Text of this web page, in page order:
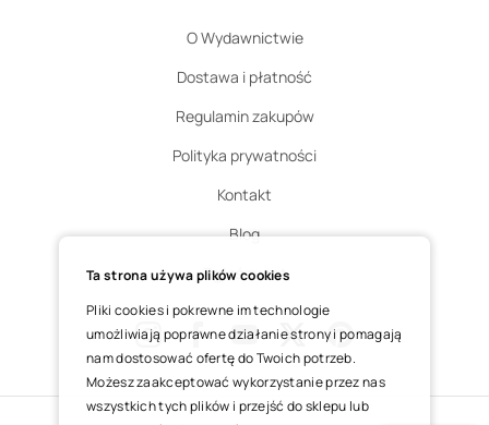
O Wydawnictwie
Dostawa i płatność
Regulamin zakupów
Polityka prywatności
Kontakt
Blog
Zgłoś zwrot
InstagramFacebookYoutube
X Pinterest
Ta strona używa plików cookies
Pliki cookies i pokrewne im technologie
umożliwiają poprawne działanie strony i pomagają
nam dostosować ofertę do Twoich potrzeb.
Możesz zaakceptować wykorzystanie przez nas
wszystkich tych plików i przejść do sklepu lub